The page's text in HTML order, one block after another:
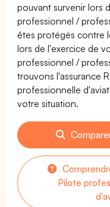
pouvant survenir lors
professionnel /
êtes protégés contre
lors de l'exercice de
professionnel /
trouvons l'assurance
professionnelle
votre situation.
Pilote